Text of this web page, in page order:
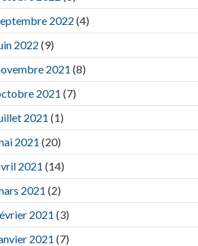
2022 (4)
2022 (9)
2021 (8)
2021 (7)
2021 (1)
2021 (20)
2021 (14)
2021 (2)
2021 (3)
2021 (7)